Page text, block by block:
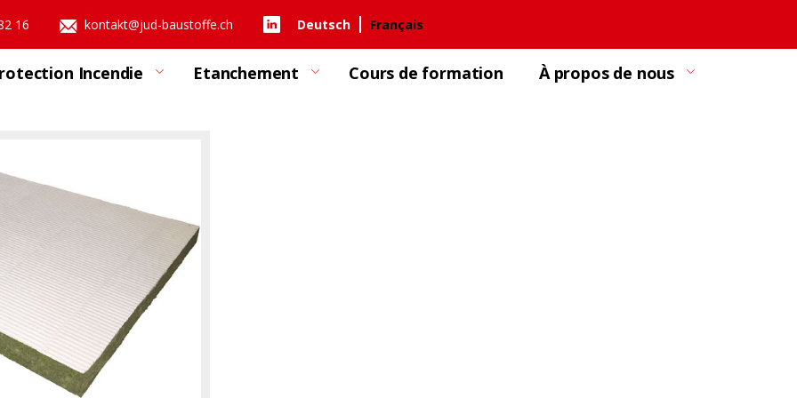
16 kontakt@jud-baustoffe.ch Deutsch Français
Incendie Etanchement Cours de formation À propos de nous